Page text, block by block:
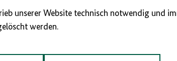
unserer Website technisch notwendig und
werden.